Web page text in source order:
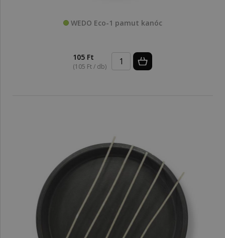
WEDO Eco-1 pamut kanóc
105 Ft
(105 Ft / db)